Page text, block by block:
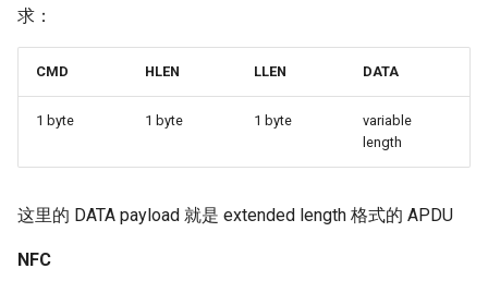
求：
CMD HLEN LLEN DATA
1 byte 1 byte 1 byte
variable
length
这里的 DATA payload 就是 extended length 格式的 APDU
NFC